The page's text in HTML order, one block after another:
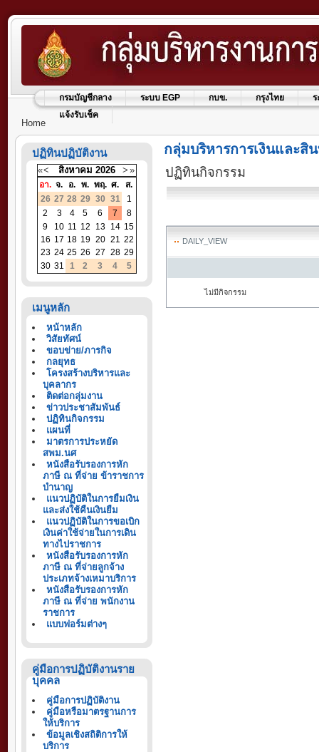
กรมบัญชีกลาง ระบบ EGP กบข. กรุงไทย
ร
แจ้งรับเช็ค
Home
ปฏิทินปฏิบัติงาน
«< สิงหาคม 2026 > »
อา. จ. อ. พ. พฤ. ศ.
ส.
26 27 28 29 30 31
1
2
3 4 5 6 7
8
9
10 11 12 13 14 15
16 17 18 19 20 21 22
23 24 25 26 27 28 29
30 31 1 2 3 4 5
เมนูหลัก
หน้าหลัก
วิสัยทัศน์
ขอบข่าย/ภารกิจ
กลยุทธ
โครงสร้างบริหารและ
บุคลากร
ติดต่อกลุ่มงาน
ข่าวประชาสัมพันธ์
ปฏิทินกิจกรรม
แผนที่
มาตรการประหยัด
สพม.นศ
หนังสือรับรองการหัก
ภาษี ณ ที่จ่าย ข้าราชการ
บำนาญ
แนวปฏิบัติในการยืมเงิน
และส่งใช้คืนเงินยืม
แนวปฏิบัติในการขอเบิก
เงินค่าใช้จ่ายในการเดิน
ทางไปราชการ
หนังสือรับรองการหัก
ภาษี ณ ที่จ่ายลูกจ้าง
ประเภทจ้างเหมาบริการ
หนังสือรับรองการหัก
ภาษี ณ ที่จ่าย พนักงาน
ราชการ
แบบฟอร์มต่างๆ
คู่มือการปฏิบัติงานราย
บุคคล
คู่มือการปฏิบัติงาน
คู่มือหรือมาตรฐานการ
ให้บริการ
ข้อมูลเชิงสถิติการให้
บริการ
กลุ่มบริหารการเงินและสิ
ปฏิทินกิจกรรม
DAILY_VIEW
ไม่มีกิจกรรม